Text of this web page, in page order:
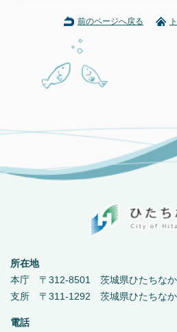
前のページへ戻る
所在地
本庁 〒312-8501 茨城県ひたちなか
支所 〒311-1292 茨城県ひたちなか
電話